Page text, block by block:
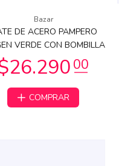
Bazar
DE ACERO PAMPERO
VERDE CON BOMBILLA
COMPRAR